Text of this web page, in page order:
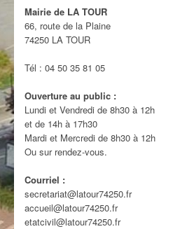
Mairie de LA TOUR
66, route de la Plaine
74250 LA TOUR
Tél : 04 50 35 81 05
Ouverture au public :
Lundi et Vendredi de 8h30 à 12h
et de 14h à 17h30
Mardi et Mercredi de 8h30 à 12h
Ou sur rendez-vous.
Courriel :
secretariat@latour74250.fr
accueil@latour74250.fr
etatcivil@latour74250.fr